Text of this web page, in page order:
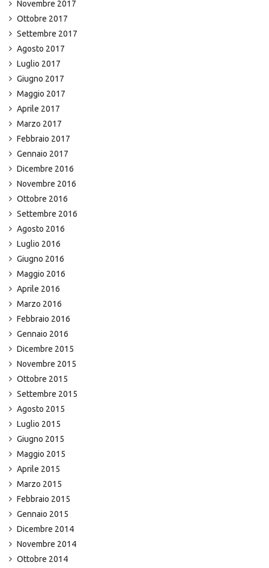
Novembre 2017
Ottobre 2017
Settembre 2017
Agosto 2017
Luglio 2017
Giugno 2017
Maggio 2017
Aprile 2017
Marzo 2017
Febbraio 2017
Gennaio 2017
Dicembre 2016
Novembre 2016
Ottobre 2016
Settembre 2016
Agosto 2016
Luglio 2016
Giugno 2016
Maggio 2016
Aprile 2016
Marzo 2016
Febbraio 2016
Gennaio 2016
Dicembre 2015
Novembre 2015
Ottobre 2015
Settembre 2015
Agosto 2015
Luglio 2015
Giugno 2015
Maggio 2015
Aprile 2015
Marzo 2015
Febbraio 2015
Gennaio 2015
Dicembre 2014
Novembre 2014
Ottobre 2014